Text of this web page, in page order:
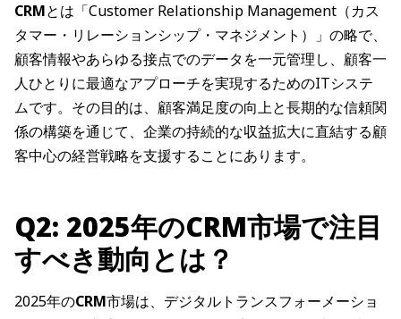
CRMとは「Customer Relationship Management（カス
タマー・リレーションシップ・マネジメント）」の略で、
顧客情報やあらゆる接点でのデータを一元管理し、顧客一
人ひとりに最適なアプローチを実現するためのITシステ
ムです。その目的は、顧客満足度の向上と長期的な信頼関
係の構築を通じて、企業の持続的な収益拡大に直結する顧
客中心の経営戦略を支援することにあります。
Q2: 2025年のCRM市場で注目
すべき動向とは？
2025年のCRM市場は、デジタルトランスフォーメーショ